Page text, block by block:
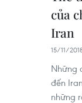
của
Iran
15/11/
Những
đến
những